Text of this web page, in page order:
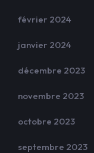
février 2024
janvier 2024
décembre 2023
novembre 2023
octobre 2023
septembre 2023